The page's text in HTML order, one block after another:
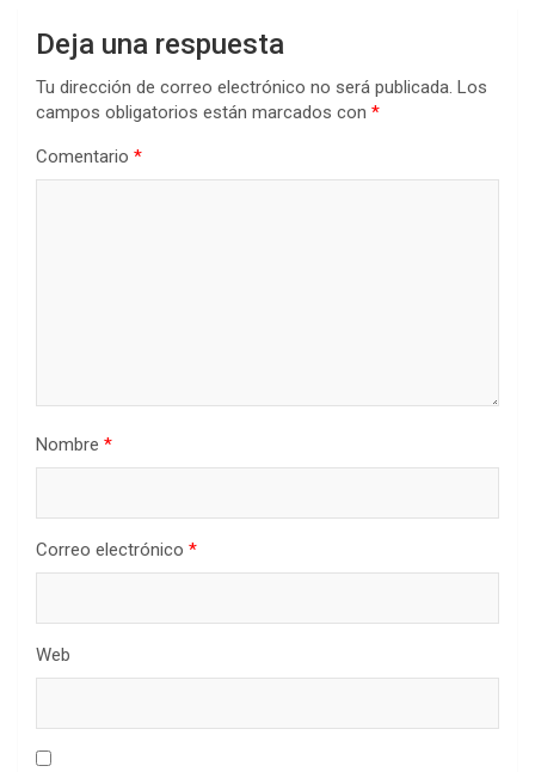
Deja una respuesta
Tu dirección de correo electrónico no será publicada. Los
campos obligatorios están marcados con *
Comentario *
Nombre *
Correo electrónico *
Web